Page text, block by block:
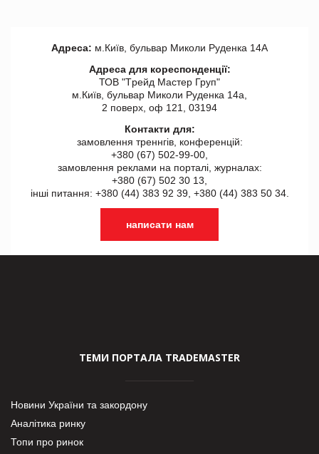
Адреса: м.Київ, бульвар Миколи Руденка 14А
Адреса для кореспонденції:
ТОВ "Tрейд Мастер Груп"
м.Київ, бульвар Миколи Руденка 14а,
2 поверх, оф 121, 03194
Контакти для:
замовлення треннгів, конференцій:
+380 (67) 502-99-00,
замовлення реклами на порталі, журналах:
+380 (67) 502 30 13,
інші питання: +380 (44) 383 92 39, +380 (44) 383 50 34.
написати нам
ТЕМИ ПОРТАЛА TRADEMASTER
Новини України та закордону
Аналітика ринку
Топи про ринок